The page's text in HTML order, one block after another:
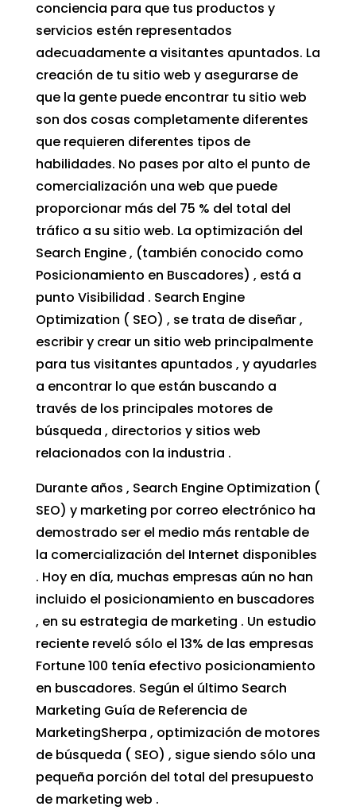
conciencia para que tus productos y
servicios estén representados
adecuadamente a visitantes apuntados. La
creación de tu sitio web y asegurarse de
que la gente puede encontrar tu sitio web
son dos cosas completamente diferentes
que requieren diferentes tipos de
habilidades. No pases por alto el punto de
comercialización una web que puede
proporcionar más del 75 % del total del
tráfico a su sitio web. La optimización del
Search Engine , (también conocido como
Posicionamiento en Buscadores) , está a
punto Visibilidad . Search Engine
Optimization ( SEO) , se trata de diseñar ,
escribir y crear un sitio web principalmente
para tus visitantes apuntados , y ayudarles
a encontrar lo que están buscando a
través de los principales motores de
búsqueda , directorios y sitios web
relacionados con la industria .
Durante años , Search Engine Optimization (
SEO) y marketing por correo electrónico ha
demostrado ser el medio más rentable de
la comercialización del Internet disponibles
. Hoy en día, muchas empresas aún no han
incluido el posicionamiento en buscadores
, en su estrategia de marketing . Un estudio
reciente reveló sólo el 13% de las empresas
Fortune 100 tenía efectivo posicionamiento
en buscadores. Según el último Search
Marketing Guía de Referencia de
MarketingSherpa , optimización de motores
de búsqueda ( SEO) , sigue siendo sólo una
pequeña porción del total del presupuesto
de marketing web .